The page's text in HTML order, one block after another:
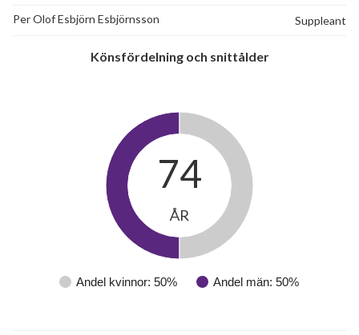
Per Olof Esbjörn Esbjörnsson Suppleant
Könsfördelning och snittålder
Andel kvinnor: 50% Andel män: 50%
74
ÅR